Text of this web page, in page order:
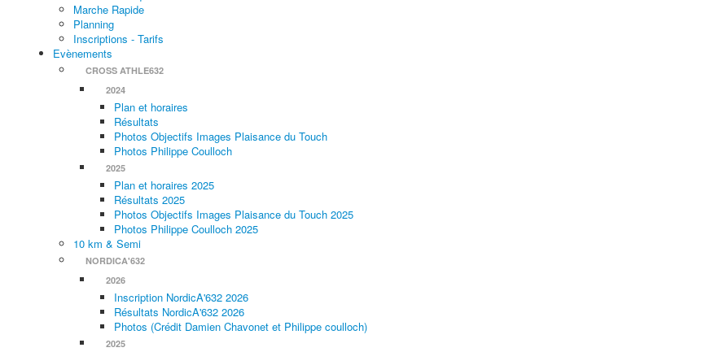
Marche Rapide
Planning
Inscriptions - Tarifs
Evènements
CROSS ATHLE632
2024
Plan et horaires
Résultats
Photos Objectifs Images Plaisance du Touch
Photos Philippe Coulloch
2025
Plan et horaires 2025
Résultats 2025
Photos Objectifs Images Plaisance du Touch 2025
Photos Philippe Coulloch 2025
10 km & Semi
NORDICA'632
2026
Inscription NordicA'632 2026
Résultats NordicA'632 2026
Photos (Crédit Damien Chavonet et Philippe coulloch)
2025